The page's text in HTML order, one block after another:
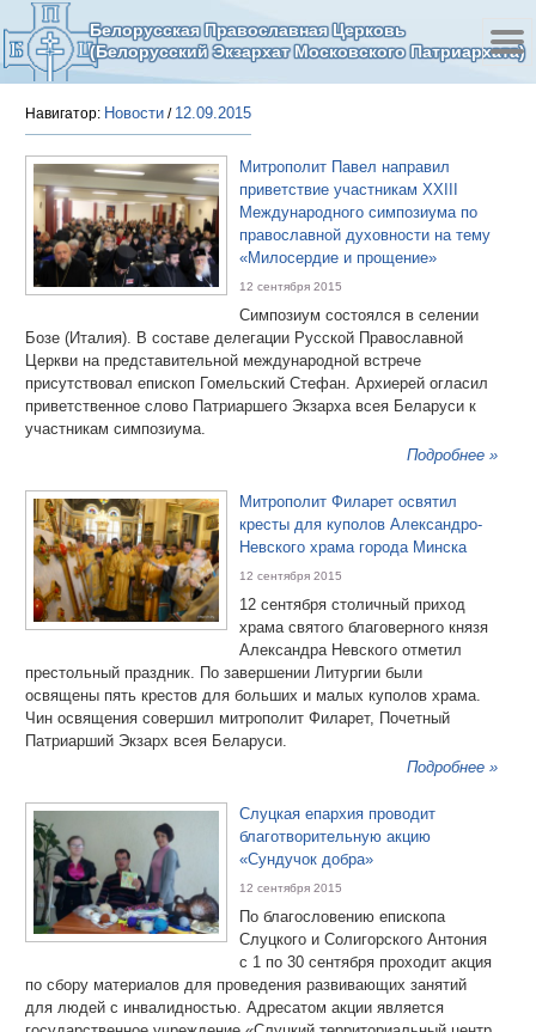
Белорусская Православная Церковь
(Белорусский Экзархат Московского Патриархата)
Навигатор: Новости / 12.09.2015
Митрополит Павел направил
приветствие участникам XXIII
Международного симпозиума по
православной духовности на тему
«Милосердие и прощение»
12 сентября 2015
Симпозиум состоялся в селении
Бозе (Италия). В составе делегации Русской Православной
Церкви на представительной международной встрече
присутствовал епископ Гомельский Стефан. Архиерей огласил
приветственное слово Патриаршего Экзарха всея Беларуси к
участникам симпозиума.
Подробнее »
Митрополит Филарет освятил
кресты для куполов Александро-
Невского храма города Минска
12 сентября 2015
12 сентября столичный приход
храма святого благоверного князя
Александра Невского отметил
престольный праздник. По завершении Литургии были
освящены пять крестов для больших и малых куполов храма.
Чин освящения совершил митрополит Филарет, Почетный
Патриарший Экзарх всея Беларуси.
Подробнее »
Слуцкая епархия проводит
благотворительную акцию
«Сундучок добра»
12 сентября 2015
По благословению епископа
Слуцкого и Солигорского Антония
с 1 по 30 сентября проходит акция
по сбору материалов для проведения развивающих занятий
для людей с инвалидностью. Адресатом акции является